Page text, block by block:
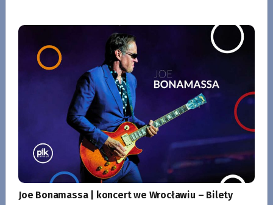
Joe Bonamassa | koncert we Wrocławiu – Bilety